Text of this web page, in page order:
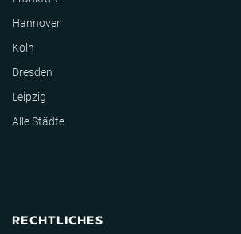
Hannover
Köln
Dresden
Leipzig
Alle Städte
RECHTLICHES